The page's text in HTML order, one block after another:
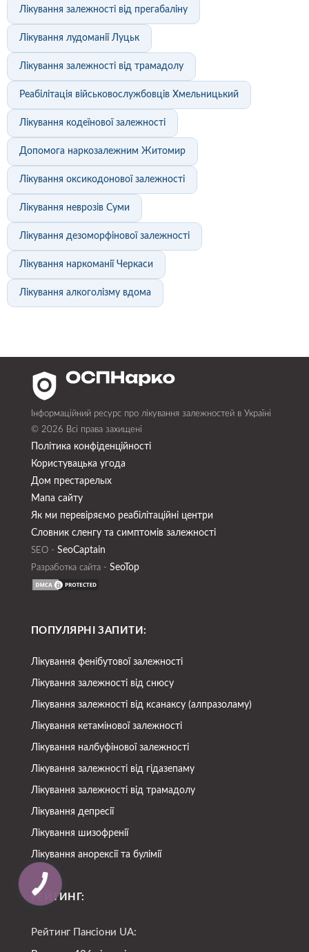
Лікування залежності від прегабаліну
Лікування лудоманії Луцьк
Лікування залежності від трамадолу
Реабілітація військовослужбовців Хмельницький
Лікування кодеїнової залежності
Допомога наркозалежним Житомир
Лікування оксикодонової залежності
Лікування неврозів Суми
Лікування дезоморфінової залежності
Лікування наркоманії Черкаси
Лікування алкоголізму вдома
Інформаційний ресурс про лікування залежностей в Україні
© 2026 Всі права захищені
Політика конфіденційності
Користувацька угода
Дом престарелых
Мапа сайту
Як ми перевіряємо реабілітаційні центри
Словник сленгу та симптомів залежності
SEO - SeoСaptain
Разработка сайта - SeoTop
ПОПУЛЯРНІ ЗАПИТИ:
Лікування фенібутової залежності
Лікування залежності від снюсу
Лікування залежності від ксанаксу (алпразоламу)
Лікування кетамінової залежності
Лікування налбуфінової залежності
Лікування залежності від гідазепаму
Лікування залежності від трамадолу
Лікування депресії
Лікування шизофренії
Лікування анорексії та булімії
РЕЙТИНГ:
Рейтинг Пансіони UA: